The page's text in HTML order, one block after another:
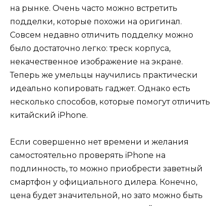
на рынке. Очень часто можно встретить
подделки, которые похожи на оригинал.
Совсем недавно отличить подделку можно
было достаточно легко: треск корпуса,
некачественное изображение на экране.
Теперь же умельцы научились практически
идеально копировать гаджет. Однако есть
несколько способов, которые помогут отличить
китайский iPhone.
Если совершенно нет времени и желания
самостоятельно проверять iPhone на
подлинность, то можно приобрести заветный
смартфон у официального дилера. Конечно,
цена будет значительной, но зато можно быть